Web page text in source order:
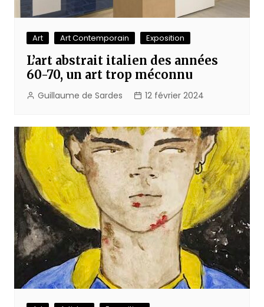
Art Art Contemporain Exposition
L’art abstrait italien des années
60-70, un art trop méconnu
Guillaume de Sardes 12 février 2024